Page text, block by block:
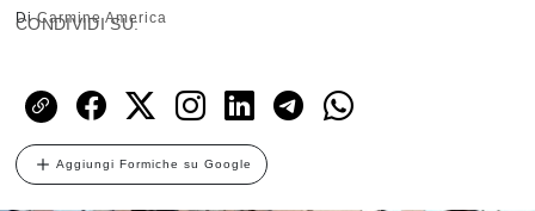
DiCarmine America
CONDIVIDI SU:
Aggiungi Formiche su Google